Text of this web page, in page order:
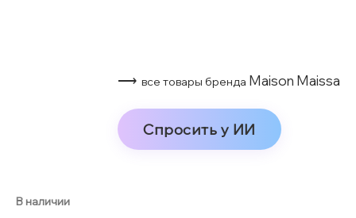
⟶ все товары бренда Maison Maissa
Спросить у ИИ
В наличии